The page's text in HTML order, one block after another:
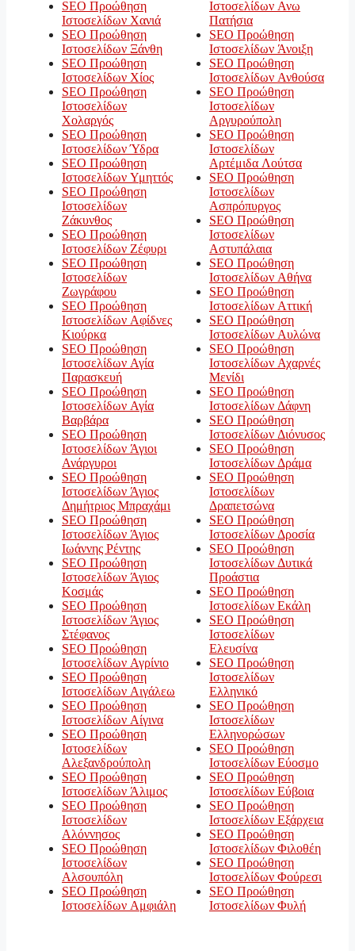
SEO Προώθηση
Ιστοσελίδων Χανιά
SEO Προώθηση
Ιστοσελίδων Ξάνθη
SEO Προώθηση
Ιστοσελίδων Χίος
SEO Προώθηση
Ιστοσελίδων
Χολαργός
SEO Προώθηση
Ιστοσελίδων Ύδρα
SEO Προώθηση
Ιστοσελίδων Υμηττός
SEO Προώθηση
Ιστοσελίδων
Ζάκυνθος
SEO Προώθηση
Ιστοσελίδων Ζέφυρι
SEO Προώθηση
Ιστοσελίδων
Ζωγράφου
SEO Προώθηση
Ιστοσελίδων Αφίδνες
Κιούρκα
SEO Προώθηση
Ιστοσελίδων Αγία
Παρασκευή
SEO Προώθηση
Ιστοσελίδων Αγία
Βαρβάρα
SEO Προώθηση
Ιστοσελίδων Άγιοι
Ανάργυροι
SEO Προώθηση
Ιστοσελίδων Άγιος
Δημήτριος Μπραχάμι
SEO Προώθηση
Ιστοσελίδων Άγιος
Ιωάννης Ρέντης
SEO Προώθηση
Ιστοσελίδων Άγιος
Κοσμάς
SEO Προώθηση
Ιστοσελίδων Άγιος
Στέφανος
SEO Προώθηση
Ιστοσελίδων Αγρίνιο
SEO Προώθηση
Ιστοσελίδων Αιγάλεω
SEO Προώθηση
Ιστοσελίδων Αίγινα
SEO Προώθηση
Ιστοσελίδων
Αλεξανδρούπολη
SEO Προώθηση
Ιστοσελίδων Άλιμος
SEO Προώθηση
Ιστοσελίδων
Αλόννησος
SEO Προώθηση
Ιστοσελίδων
Αλσουπόλη
SEO Προώθηση
Ιστοσελίδων Αμφιάλη
Ιστοσελίδων Ανω
Πατήσια
SEO Προώθηση
Ιστοσελίδων Άνοιξη
SEO Προώθηση
Ιστοσελίδων Ανθούσα
SEO Προώθηση
Ιστοσελίδων
Αργυρούπολη
SEO Προώθηση
Ιστοσελίδων
Αρτέμιδα Λούτσα
SEO Προώθηση
Ιστοσελίδων
Ασπρόπυργος
SEO Προώθηση
Ιστοσελίδων
Αστυπάλαια
SEO Προώθηση
Ιστοσελίδων Αθήνα
SEO Προώθηση
Ιστοσελίδων Αττική
SEO Προώθηση
Ιστοσελίδων Αυλώνα
SEO Προώθηση
Ιστοσελίδων Αχαρνές
Μενίδι
SEO Προώθηση
Ιστοσελίδων Δάφνη
SEO Προώθηση
Ιστοσελίδων Διόνυσος
SEO Προώθηση
Ιστοσελίδων Δράμα
SEO Προώθηση
Ιστοσελίδων
Δραπετσώνα
SEO Προώθηση
Ιστοσελίδων Δροσία
SEO Προώθηση
Ιστοσελίδων Δυτικά
Προάστια
SEO Προώθηση
Ιστοσελίδων Εκάλη
SEO Προώθηση
Ιστοσελίδων
Ελευσίνα
SEO Προώθηση
Ιστοσελίδων
Ελληνικό
SEO Προώθηση
Ιστοσελίδων
Ελληνορώσων
SEO Προώθηση
Ιστοσελίδων Εύοσμο
SEO Προώθηση
Ιστοσελίδων Εύβοια
SEO Προώθηση
Ιστοσελίδων Εξάρχεια
SEO Προώθηση
Ιστοσελίδων Φιλοθέη
SEO Προώθηση
Ιστοσελίδων Φούρεσι
SEO Προώθηση
Ιστοσελίδων Φυλή